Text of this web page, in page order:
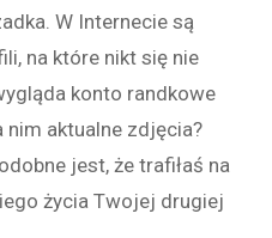
W Internecie są
na które nikt się nie
konto randkowe
nim aktualne zdjęcia?
jest, że trafiłaś na
życia Twojej drugiej